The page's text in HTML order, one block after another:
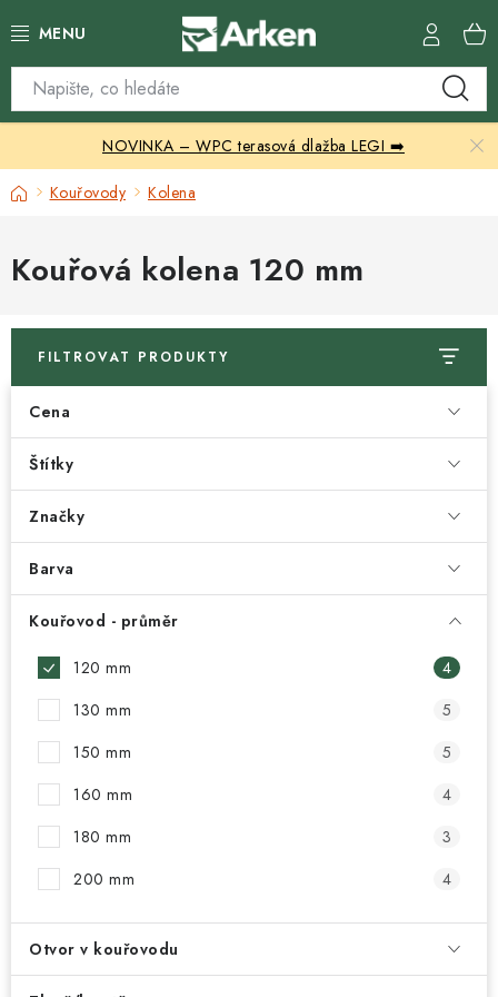
na
Skleníky
Zahradní přístřešky
Grily a ohniště
Vytápění
Kontakty
NOVINKA – WPC terasová dlažba LEGI ➡️
DomůKouřovody Kolena
Kouřová kolena 120 mm
FILTROVAT PRODUKTY
Cena
Štítky
Značky
Barva
Kouřovod - průměr
120 mm
4
130 mm
5
150 mm
5
160 mm
4
180 mm
3
200 mm
4
Otvor v kouřovodu